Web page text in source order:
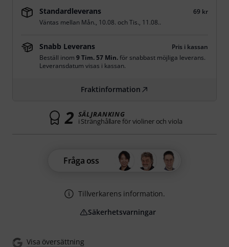
Visa översättning
Standardleverans
69 kr
Väntas mellan Mån., 10.08. ochTis., 11.08..
Snabb Leverans
Pris i kassan
Beställ inom 9 Tim. 57 Min.för snabbast möjliga leverans.
Leveransdatum visas i kassan.
Fraktinformation
2 SÄLJRANKING
i Stränghållare för violiner och viola
Fråga oss
Tillverkarens information.
Säkerhetsvarningar